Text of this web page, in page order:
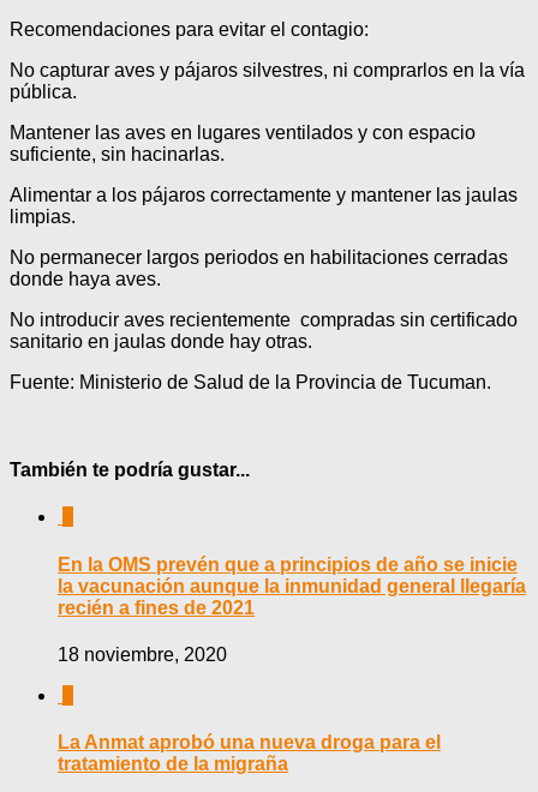
Recomendaciones para evitar el contagio:
No capturar aves y pájaros silvestres, ni comprarlos en la vía
pública.
Mantener las aves en lugares ventilados y con espacio
suficiente, sin hacinarlas.
Alimentar a los pájaros correctamente y mantener las jaulas
limpias.
No permanecer largos periodos en habilitaciones cerradas
donde haya aves.
No introducir aves recientemente compradas sin certificado
sanitario en jaulas donde hay otras.
Fuente: Ministerio de Salud de la Provincia de Tucuman.
También te podría gustar...
En la OMS prevén que a principios de año se inicie
la vacunación aunque la inmunidad general llegaría
recién a fines de 2021
18 noviembre, 2020
La Anmat aprobó una nueva droga para el
tratamiento de la migraña